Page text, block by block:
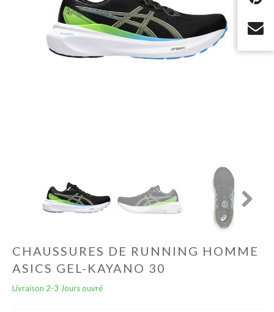
Chèques Cadeaux
CHAUSSURES DE RUNNING HOMME
ASICS GEL-KAYANO 30
Livraison 2-3 Jours ouvré